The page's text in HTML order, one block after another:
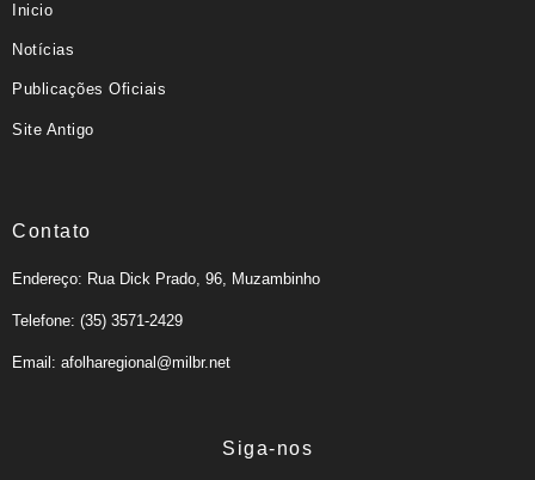
Inicio
Notícias
Publicações Oficiais
Site Antigo
Contato
Endereço: Rua Dick Prado, 96, Muzambinho
Telefone: (35) 3571-2429
Email: afolharegional@milbr.net
Siga-nos